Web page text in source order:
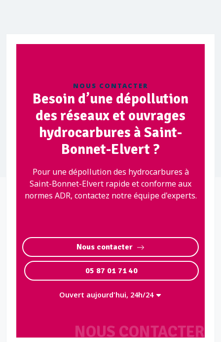
NOUS CONTACTER
NOUS CONTACTER
Besoin d’une dépollution
des réseaux et ouvrages
hydrocarbures à Saint-
Bonnet-Elvert ?
Pour une dépollution des hydrocarbures à
Saint-Bonnet-Elvert rapide et conforme aux
normes ADR, contactez notre équipe d'experts.
Nous contacter
05 87 01 71 40
Ouvert aujourd'hui, 24h/24